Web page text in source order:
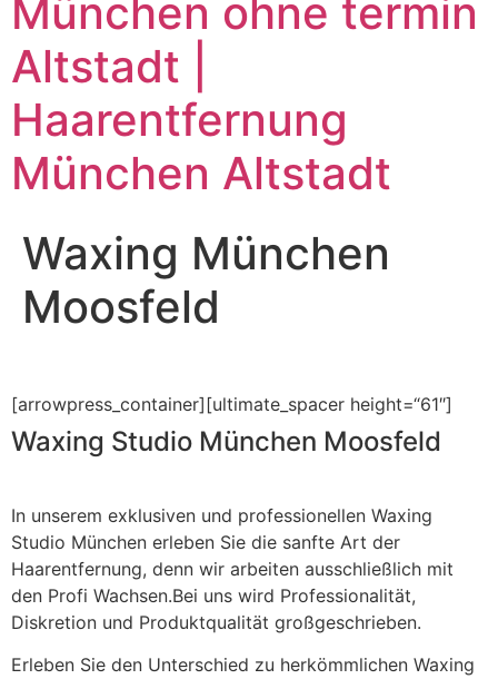
München ohne termin
Altstadt |
Haarentfernung
München Altstadt
Waxing München
Moosfeld
[arrowpress_container][ultimate_spacer height=“61″]
Waxing Studio München Moosfeld
In unserem exklusiven und professionellen Waxing
Studio München erleben Sie die sanfte Art der
Haarentfernung, denn wir arbeiten ausschließlich mit
den Profi Wachsen.Bei uns wird Professionalität,
Diskretion und Produktqualität großgeschrieben.
Erleben Sie den Unterschied zu herkömmlichen Waxing